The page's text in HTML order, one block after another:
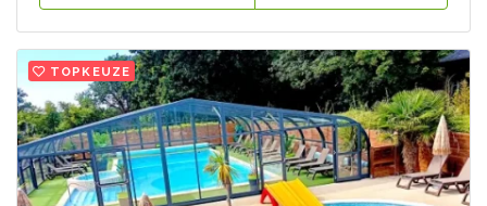
TOPKEUZE